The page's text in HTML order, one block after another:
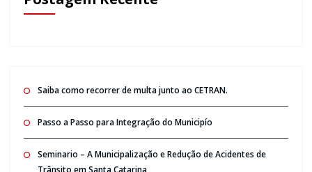
Saiba como recorrer de multa junto ao CETRAN.
Passo a Passo para Integração do Municipío
Seminario – A Municipalização e Redução de Acidentes de
Trânsito em Santa Catarina